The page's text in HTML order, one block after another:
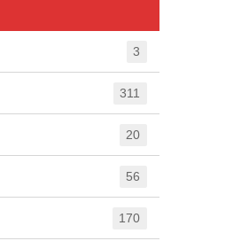
3
311
20
56
170